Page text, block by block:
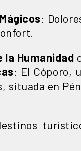
:
la Humanidad
: El Cóporo,
situada en